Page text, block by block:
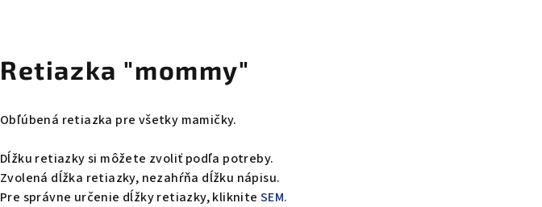
Retiazka "mommy"
Obľúbená retiazka pre všetky mamičky.
Dĺžku retiazky si môžete zvoliť podľa potreby.
Zvolená dĺžka retiazky, nezahŕňa dĺžku nápisu.
Pre správne určenie dĺžky retiazky, kliknite SEM.